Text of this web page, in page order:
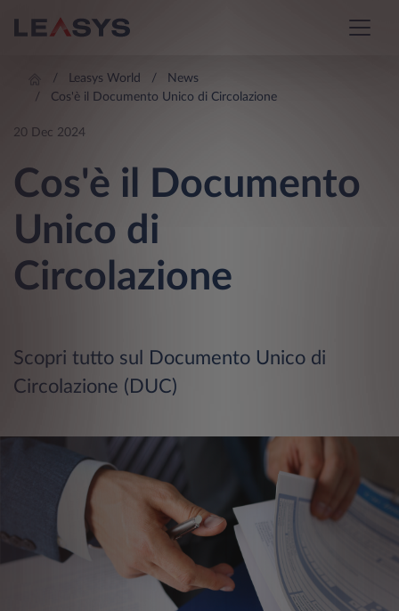
Leasys World
News
Cos'è il Documento Unico di Circolazione
20 Dec 2024
Cos'è il Documento
Unico di
Circolazione
Scopri tutto sul Documento Unico di
Circolazione (DUC)